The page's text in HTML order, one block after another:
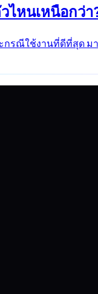
ไหนเหนือกว่า
กรณีใช้งานที่ดีที่สุด